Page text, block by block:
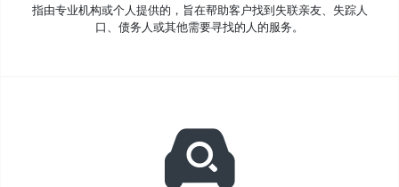
指由专业机构或个人提供的，旨在帮助客户找到失联亲友、失踪人
口、债务人或其他需要寻找的人的服务。